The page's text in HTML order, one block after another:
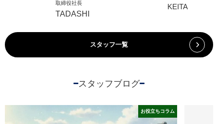
取締役社長
TADASHI
KEITA
スタッフ一覧
スタッフブログ
お役立ちコラム